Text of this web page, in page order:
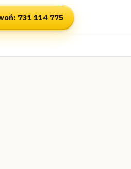
: 731 114 775